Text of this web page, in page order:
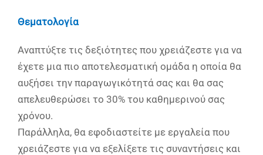
Θεματολογία
Αναπτύξτε τις δεξιότητες που χρειάζεστε για να
έχετε μια πιο αποτελεσματική ομάδα η οποία θα
αυξήσει την παραγωγικότητά σας και θα σας
απελευθερώσει το 30% του καθημερινού σας
χρόνου.
Παράλληλα, θα εφοδιαστείτε με εργαλεία που
χρειάζεστε για να εξελίξετε τις συναντήσεις και